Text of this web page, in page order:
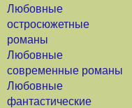
Любовные
остросюжетные
романы
Любовные
современные романы
Любовные
фантастические